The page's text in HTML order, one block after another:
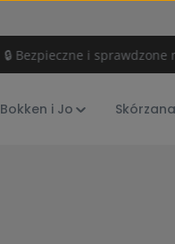
🔒 Bezpieczne i sprawdzone
Bokken i Jo